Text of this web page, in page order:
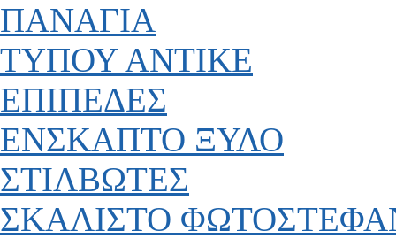
ΠΑΝΑΓΙΑ
ΤΥΠΟΥ ΑΝΤΙΚΕ
ΕΠΙΠΕΔΕΣ
ΕΝΣΚΑΠΤΟ ΞΥΛΟ
ΣΤΙΛΒΩΤΕΣ
ΣΚΑΛΙΣΤΟ